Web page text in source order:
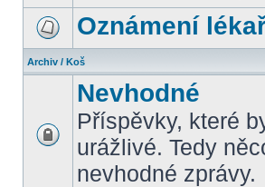
Oznámení
Archiv / Koš
Nevhodné
Příspěvky, které
urážlivé. Tedy
nevhodné zprávy.